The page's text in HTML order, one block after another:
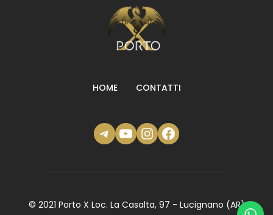
HOME CONTATTI
Telegram
YouTubeInstagramFacebook
© 2021 Porto X Loc. La Casalta, 97 - Lucignano (AR)